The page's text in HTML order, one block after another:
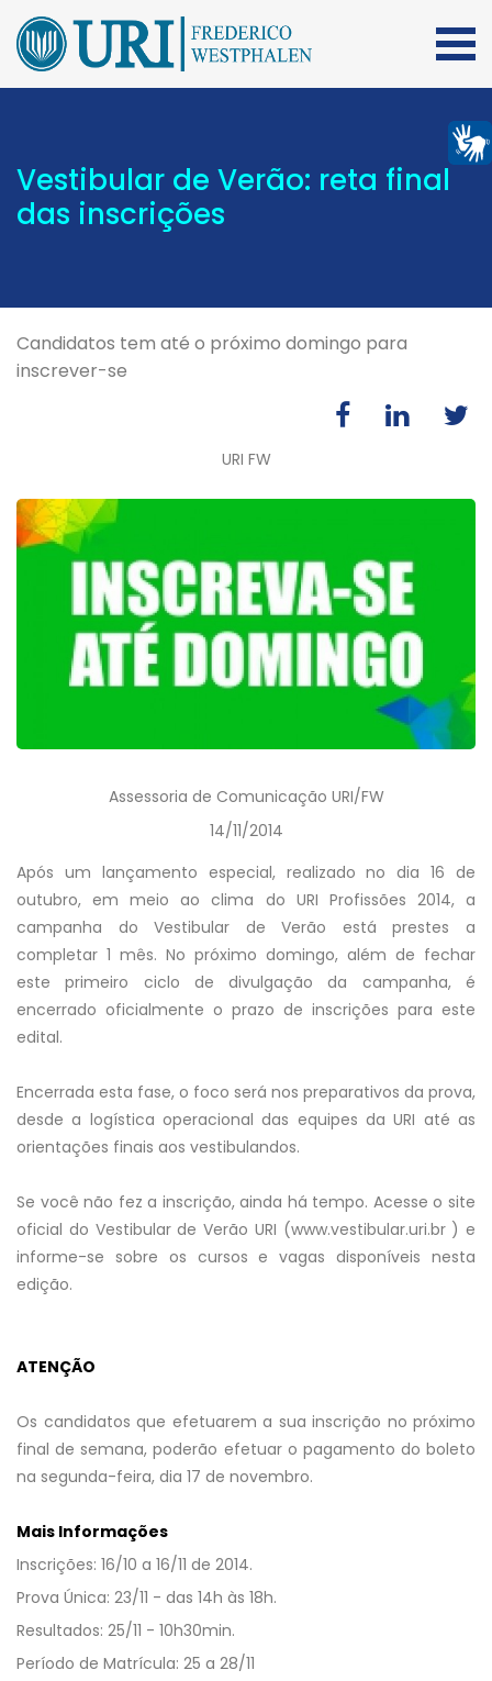
Vestibular de Verão: reta final
das inscrições
Candidatos tem até o próximo domingo para
inscrever-se
URI FW
Assessoria de Comunicação URI/FW
14/11/2014
Após um lançamento especial, realizado no dia 16 de
outubro, em meio ao clima do URI Profissões 2014, a
campanha do Vestibular de Verão está prestes a
completar 1 mês. No próximo domingo, além de fechar
este primeiro ciclo de divulgação da campanha, é
encerrado oficialmente o prazo de inscrições para este
edital.
Encerrada esta fase, o foco será nos preparativos da prova,
desde a logística operacional das equipes da URI até as
orientações finais aos vestibulandos.
Se você não fez a inscrição, ainda há tempo. Acesse o site
oficial do Vestibular de Verão URI (www.vestibular.uri.br ) e
informe-se sobre os cursos e vagas disponíveis nesta
edição.
ATENÇÃO
Os candidatos que efetuarem a sua inscrição no próximo
final de semana, poderão efetuar o pagamento do boleto
na segunda-feira, dia 17 de novembro.
Mais Informações
Inscrições: 16/10 a 16/11 de 2014.
Prova Única: 23/11 - das 14h às 18h.
Resultados: 25/11 - 10h30min.
Período de Matrícula: 25 a 28/11